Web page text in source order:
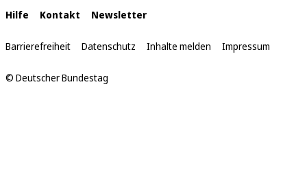
Interne
Links
Hilfe Kontakt Newsletter
Barrierefreiheit Datenschutz Inhalte melden Impressum
© Deutscher Bundestag